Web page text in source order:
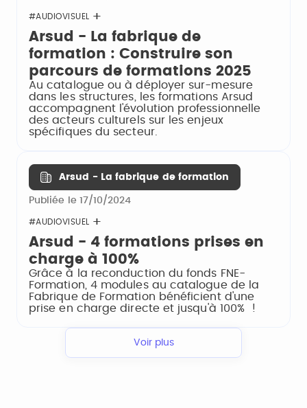
#AUDIOVISUEL
Arsud - La fabrique de
formation : Construire son
parcours de formations 2025
Au catalogue ou à déployer sur-mesure
dans les structures, les formations Arsud
accompagnent l'évolution professionnelle
des acteurs culturels sur les enjeux
spécifiques du secteur.
Arsud - La fabrique de formation
Publiée le 17/10/2024
#AUDIOVISUEL
Arsud - 4 formations prises en
charge à 100%
Grâce à la reconduction du fonds FNE-
Formation, 4 modules au catalogue de la
Fabrique de Formation bénéficient d'une
prise en charge directe et jusqu'à 100% !
Voir plus